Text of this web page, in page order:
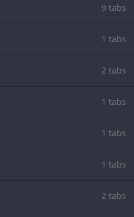
9 tabs
1 tabs
2 tabs
1 tabs
1 tabs
1 tabs
2 tabs